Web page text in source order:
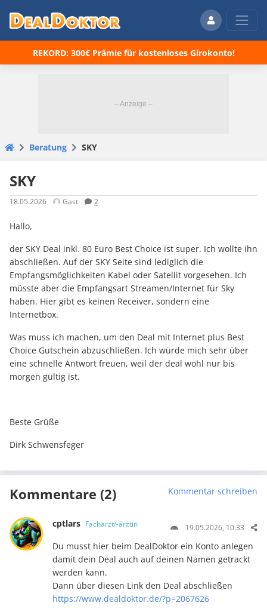
REKORD: 300€ Prämie für kostenloses Girokonto!
Beratung SKY
SKY
18.05.2026 Gast 2
Hallo,
der SKY Deal inkl. 80 Euro Best Choice ist super. Ich wollte ihn
abschließen. Auf der SKY Seite sind lediglich die
Empfangsmöglichkeiten Kabel oder Satellit vorgesehen. Ich
müsste aber die Empfangsart Streamen/Internet für Sky
haben. Hier gibt es keinen Receiver, sondern eine
Internetbox.
Was muss ich machen, um den Deal mit Internet plus Best
Choice Gutschein abzuschließen. Ich würde mich sehr über
eine schnelle Antwort freuen, weil der deal wohl nur bis
morgen gültig ist.
Beste Grüße
Dirk Schwensfeger
Kommentare (2) Kommentar schreiben
cptlars Facharzt/-ärztin 19.05.2026, 10:33
Du musst hier beim DealDoktor ein Konto anlegen
damit dein Deal auch auf deinen Namen getrackt
werden kann.
Dann über diesen Link den Deal abschließen
https://www.dealdoktor.de/?p=2067626